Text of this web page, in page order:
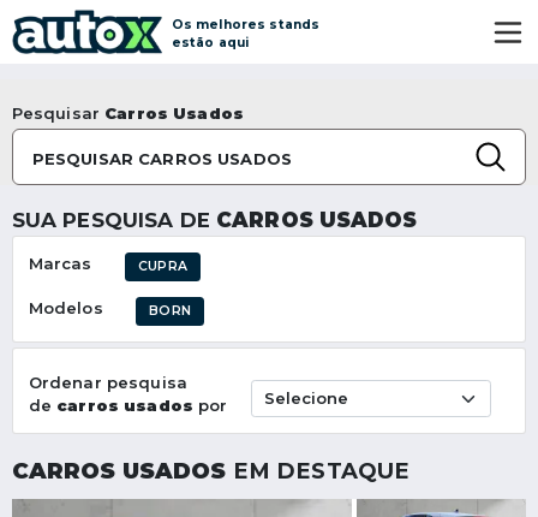
Os melhores stands
estão aqui
Pesquisar Carros Usados
PESQUISAR CARROS USADOS
SUA PESQUISA DE CARROS USADOS
Marcas CUPRA
Modelos BORN
Ordenar pesquisa
de carros usados por
CARROS USADOS EM DESTAQUE